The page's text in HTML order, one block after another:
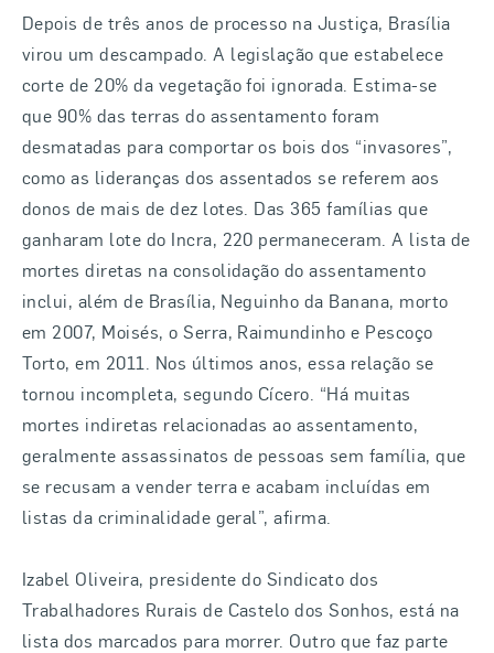
Depois de três anos de processo na Justiça, Brasília
virou um descampado. A legislação que estabelece
corte de 20% da vegetação foi ignorada. Estima-se
que 90% das terras do assentamento foram
desmatadas para comportar os bois dos “invasores”,
como as lideranças dos assentados se referem aos
donos de mais de dez lotes. Das 365 famílias que
ganharam lote do Incra, 220 permaneceram. A lista de
mortes diretas na consolidação do assentamento
inclui, além de Brasília, Neguinho da Banana, morto
em 2007, Moisés, o Serra, Raimundinho e Pescoço
Torto, em 2011. Nos últimos anos, essa relação se
tornou incompleta, segundo Cícero. “Há muitas
mortes indiretas relacionadas ao assentamento,
geralmente assassinatos de pessoas sem família, que
se recusam a vender terra e acabam incluídas em
listas da criminalidade geral”, afirma.
Izabel Oliveira, presidente do Sindicato dos
Trabalhadores Rurais de Castelo dos Sonhos, está na
lista dos marcados para morrer. Outro que faz parte